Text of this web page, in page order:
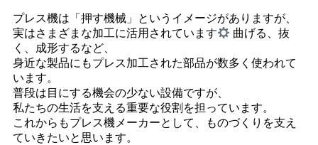
プレス機は「押す機械」というイメージがありますが、
実はさまざまな加工に活用されています
曲げる、抜
く、成形するなど、
身近な製品にもプレス加工された部品が数多く使われて
います。
普段は目にする機会の少ない設備ですが、
私たちの生活を支える重要な役割を担っています。
これからもプレス機メーカーとして、ものづくりを支え
ていきたいと思います。